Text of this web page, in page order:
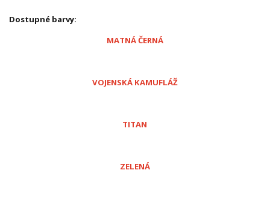
Dostupné barvy:
MATNÁ ČERNÁ
VOJENSKÁ KAMUFLÁŽ
TITAN
ZELENÁ